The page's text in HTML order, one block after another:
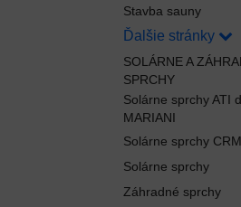
Stavba sauny
Ďalšie stránky
SOLÁRNE A
SPRCHY
Solárne sprchy ATI
MARIANI
Solárne sprchy CRM
Solárne sprchy
Záhradné sprchy